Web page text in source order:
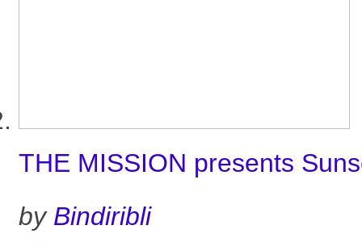
THE MISSION presents
by Bindiribli